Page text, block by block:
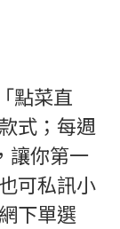
點菜直
式；每週
讓你第一
可私訊小
下單選